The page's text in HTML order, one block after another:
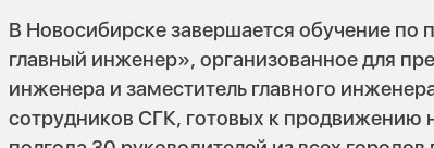
В Новосибирске завершается обучение
главный инженер», организованное для
инженера и заместитель главного
сотрудников СГК, готовых к продвижению